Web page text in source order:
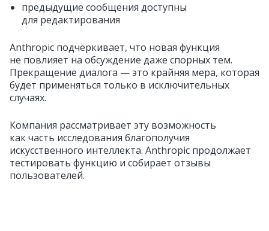
предыдущие сообщения доступны
для редактирования
Anthropic подчёркивает, что новая функция
не повлияет на обсуждение даже спорных тем.
Прекращение диалога — это крайняя мера, которая
будет применяться только в исключительных
случаях.
Компания рассматривает эту возможность
как часть исследования благополучия
искусственного интеллекта. Anthropic продолжает
тестировать функцию и собирает отзывы
пользователей.